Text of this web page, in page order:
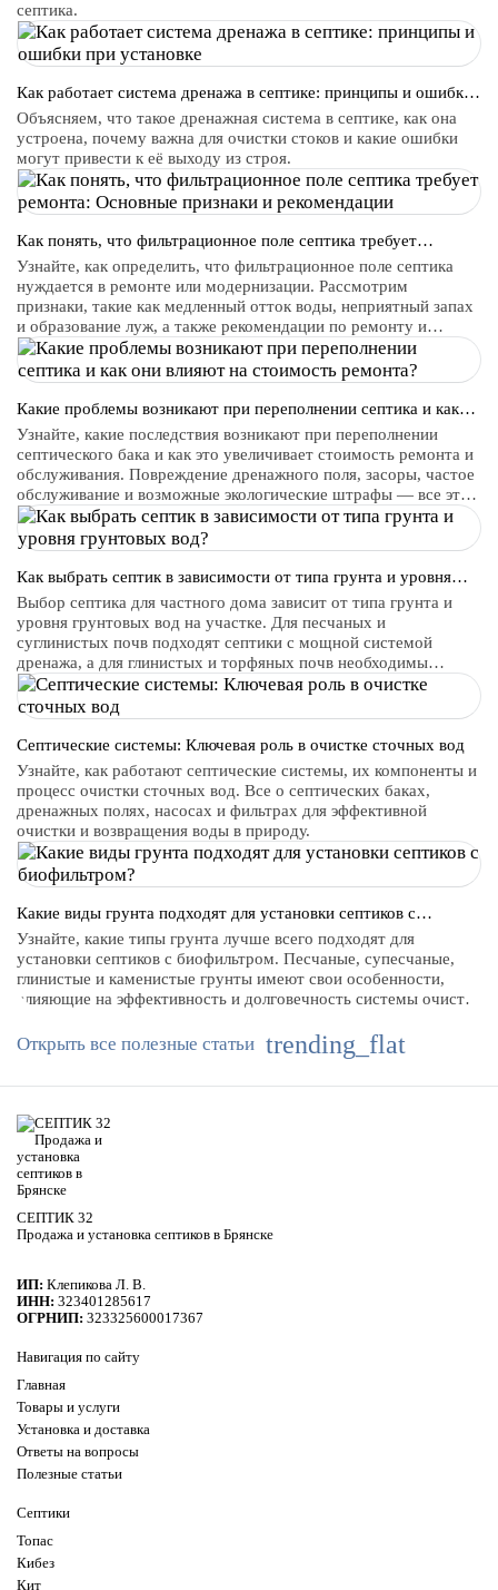
септика.
Как работает система дренажа в септике: принципы и ошибки
при установке
Объясняем, что такое дренажная система в септике, как она
устроена, почему важна для очистки стоков и какие ошибки
могут привести к её выходу из строя.
Как понять, что фильтрационное поле септика требует
ремонта: Основные признаки и рекомендации
Узнайте, как определить, что фильтрационное поле септика
нуждается в ремонте или модернизации. Рассмотрим
признаки, такие как медленный отток воды, неприятный запах
и образование луж, а также рекомендации по ремонту и
обслуживанию.
Какие проблемы возникают при переполнении септика и как
они влияют на стоимость ремонта?
Узнайте, какие последствия возникают при переполнении
септического бака и как это увеличивает стоимость ремонта и
обслуживания. Повреждение дренажного поля, засоры, частое
обслуживание и возможные экологические штрафы — все это
последствия, которые требуют своевременного решения для
предотвращения больших затрат.
Как выбрать септик в зависимости от типа грунта и уровня
грунтовых вод?
Выбор септика для частного дома зависит от типа грунта и
уровня грунтовых вод на участке. Для песчаных и
суглинистых почв подходят септики с мощной системой
дренажа, а для глинистых и торфяных почв необходимы
дополнительные фильтры. Важно также учитывать уровень
грунтовых вод: для высоких уровней выбираются герметичные
септики с закрытым резервуаром, а для низких — более
простые системы. Пластиковые септики — идеальны для таких
условий благодаря своей герметичности и долговечности.
Септические системы: Ключевая роль в очистке сточных вод
Узнайте, как работают септические системы, их компоненты и
процесс очистки сточных вод. Все о септических баках,
дренажных полях, насосах и фильтрах для эффективной
очистки и возвращения воды в природу.
Какие виды грунта подходят для установки септиков с
биофильтром?
Узнайте, какие типы грунта лучше всего подходят для
установки септиков с биофильтром. Песчаные, супесчаные,
глинистые и каменистые грунты имеют свои особенности,
влияющие на эффективность и долговечность системы очистки
Открыть все полезные статьи trending_flat
СЕПТИК 32
Продажа и установка септиков в Брянске
ИП: Клепикова Л. В.
ИНН: 323401285617
ОГРНИП: 323325600017367
Навигация по сайту
Главная
Товары и услуги
Установка и доставка
Ответы на вопросы
Полезные статьи
Септики
Топас
Кибез
Кит